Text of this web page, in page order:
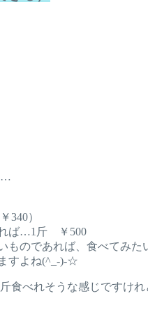
…
340）
れば…1斤 ￥500
ものであれば、食べてみた
すよね(^_-)-☆
食べれそうな感じですけ